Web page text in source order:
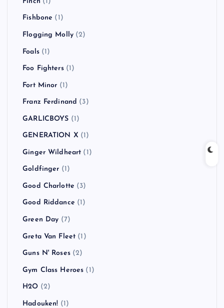
Fishbone (1)
Flogging Molly (2)
Foals(1)
Foo Fighters(1)
Fort Minor (1)
Franz Ferdinand (3)
GARLICBOYS (1)
GENERATION X (1)
Ginger Wildheart (1)
Goldfinger (1)
Good Charlotte (3)
Good Riddance (1)
Green Day (7)
Greta Van Fleet (1)
Guns N' Roses(2)
Gym Class Heroes (1)
H2O (2)
Hadouken! (1)